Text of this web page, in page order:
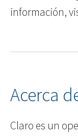
información,
Acerca
Claro es un